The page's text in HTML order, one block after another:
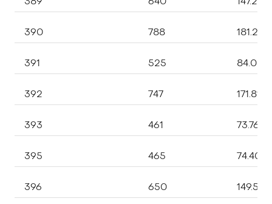
390 788
391 525
392 747
393 461
395 465
396 650